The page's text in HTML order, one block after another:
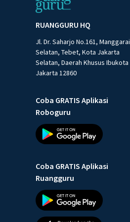
RUANGGURU HQ
Jl. Dr. Saharjo No.161, Manggarai
Selatan, Tebet, Kota Jakarta
Selatan, Daerah Khusus Ibukota
Jakarta 12860
Coba GRATIS Aplikasi
Roboguru
Coba GRATIS Aplikasi
Ruangguru